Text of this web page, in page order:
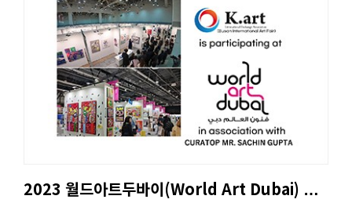
2023 월드아트두바이(World Art Dubai) …